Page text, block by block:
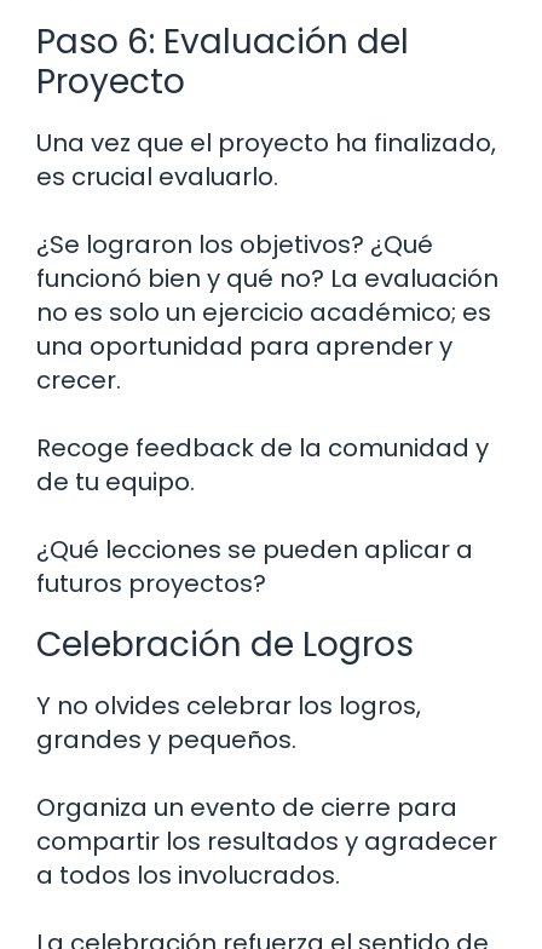
Paso 6: Evaluación del
Proyecto
Una vez que el proyecto ha finalizado,
es crucial evaluarlo.
¿Se lograron los objetivos? ¿Qué
funcionó bien y qué no? La evaluación
no es solo un ejercicio académico; es
una oportunidad para aprender y
crecer.
Recoge feedback de la comunidad y
de tu equipo.
¿Qué lecciones se pueden aplicar a
futuros proyectos?
Celebración de Logros
Y no olvides celebrar los logros,
grandes y pequeños.
Organiza un evento de cierre para
compartir los resultados y agradecer
a todos los involucrados.